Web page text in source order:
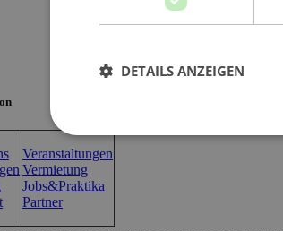
Veranstaltungen
Vermietung
Jobs&Praktika
Partner
DETAILS ANZEIGEN